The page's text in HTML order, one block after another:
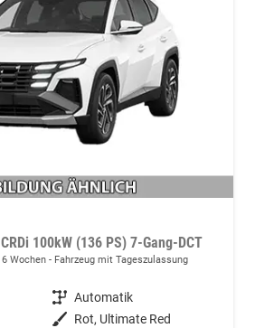
100kW (136 PS) 7-Gang-DCT
6 Wochen Fahrzeug mit Tageszulassung
Getriebe Automatik
Außenfarbe Rot, Ultimate Red